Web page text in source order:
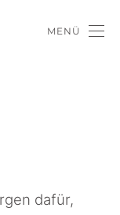
MENÜ
dafür,